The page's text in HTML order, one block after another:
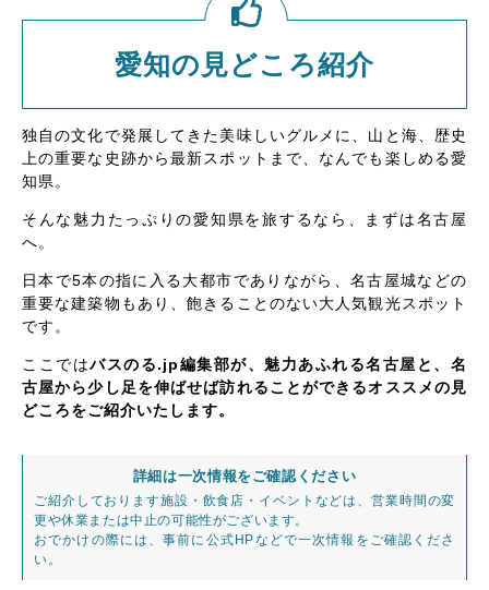
愛知の見どころ紹介
独自の文化で発展してきた美味しいグルメに、山と海、歴史
上の重要な史跡から最新スポットまで、なんでも楽しめる愛
知県。
そんな魅力たっぷりの愛知県を旅するなら、まずは名古屋
へ。
日本で5本の指に入る大都市でありながら、名古屋城などの
重要な建築物もあり、飽きることのない大人気観光スポット
です。
ここではバスのる.jp編集部が、魅力あふれる名古屋と、名
古屋から少し足を伸ばせば訪れることができるオススメの見
どころをご紹介いたします。
詳細は一次情報をご確認ください
ご紹介しております施設・飲食店・イベントなどは、営業時間の変
更や休業または中止の可能性がございます。
おでかけの際には、事前に公式HPなどで一次情報をご確認くださ
い。